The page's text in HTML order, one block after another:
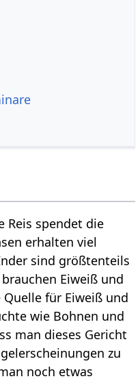
Reis spendet die
erhalten viel
sind größtenteils
Eiweiß und
für Eiweiß und
wie Bohnen und
man dieses Gericht
zu
noch etwas